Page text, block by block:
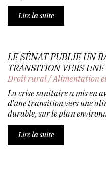
Lire la suite
LE SÉNAT PUBLIE UN
TRANSITION VERS
Droit rural/Alimentation
La crise sanitaire a mis en
d’une transition vers une
durable, sur le plan
Lire la suite